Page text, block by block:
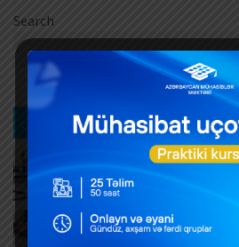
Search
Ən son xəbərlər
Məşğulluq Strategiyası
yeni hədəflər
AUGUST 6, 2026
ƏDV ödəyicilərinə mühüm
vergi orqanı özü dolduracaq